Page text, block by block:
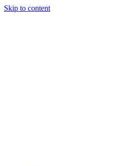
Skip to content